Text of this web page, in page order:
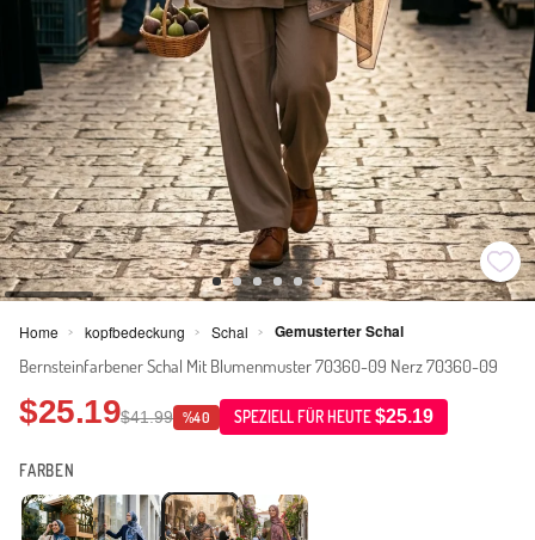
Home > kopfbedeckung > Schal > Gemusterter Schal
Bernsteinfarbener Schal Mit Blumenmuster 70360-09 Nerz 70360-09
$25.19$41.99 %40 SPEZIELL FÜR HEUTE$25.19
FARBEN